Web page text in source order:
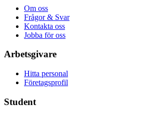
Om oss
Frågor & Svar
Kontakta oss
Jobba för oss
Arbetsgivare
Hitta personal
Företagsprofil
Student